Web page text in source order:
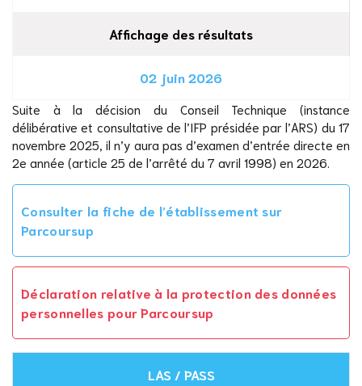
Affichage des résultats
02 juin 2026
Suite à la décision du Conseil Technique (instance
délibérative et consultative de l’IFP présidée par l’ARS) du 17
novembre 2025, il n’y aura pas d’examen d’entrée directe en
2e année (article 25 de l’arrêté du 7 avril 1998) en 2026.
Consulter la fiche de l’établissement sur
Parcoursup
Déclaration relative à la protection des données
personnelles pour Parcoursup
LAS / PASS